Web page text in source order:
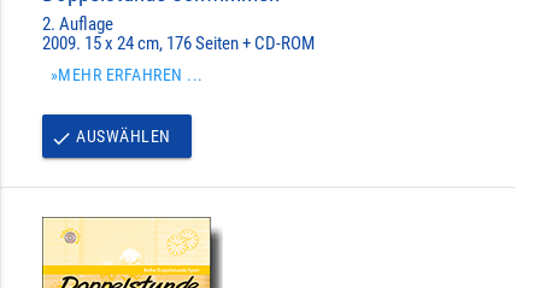
2. Auflage
2009. 15 x 24 cm, 176 Seiten + CD-ROM
»MEHR ERFAHREN ...
done AUSWÄHLEN